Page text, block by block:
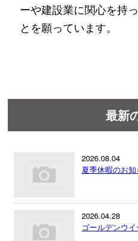
ーや建設業に関心を持
とを願っています。
最新
2026.08.04
夏季休暇のお
2026.04.28
ゴールデンウ